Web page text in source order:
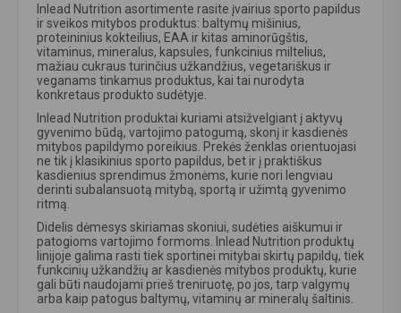
Inlead Nutrition asortimente rasite įvairius sporto papildus
ir sveikos mitybos produktus: baltymų mišinius,
proteininius kokteilius, EAA ir kitas aminorūgštis,
vitaminus, mineralus, kapsules, funkcinius miltelius,
mažiau cukraus turinčius užkandžius, vegetariškus ir
veganams tinkamus produktus, kai tai nurodyta
konkretaus produkto sudėtyje.
Inlead Nutrition produktai kuriami atsižvelgiant į aktyvų
gyvenimo būdą, vartojimo patogumą, skonį ir kasdienės
mitybos papildymo poreikius. Prekės ženklas orientuojasi
ne tik į klasikinius sporto papildus, bet ir į praktiškus
kasdienius sprendimus žmonėms, kurie nori lengviau
derinti subalansuotą mitybą, sportą ir užimtą gyvenimo
ritmą.
Didelis dėmesys skiriamas skoniui, sudėties aiškumui ir
patogioms vartojimo formoms. Inlead Nutrition produktų
linijoje galima rasti tiek sportinei mitybai skirtų papildų, tiek
funkcinių užkandžių ar kasdienės mitybos produktų, kurie
gali būti naudojami prieš treniruotę, po jos, tarp valgymų
arba kaip patogus baltymų, vitaminų ar mineralų šaltinis.